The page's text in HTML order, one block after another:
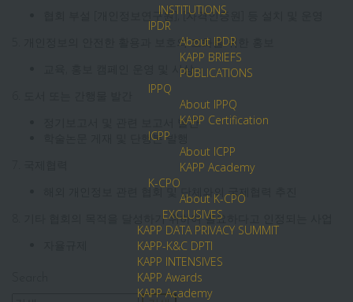
INSTITUTIONS
IPDR
About IPDR
KAPP BRIEFS
PUBLICATIONS
IPPQ
About IPPQ
KAPP Certification
ICPP
About ICPP
KAPP Academy
K-CPO
About K-CPO
EXCLUSIVES
KAPP DATA PRIVACY SUMMIT
KAPP-K&C DPTI
KAPP INTENSIVES
KAPP Awards
KAPP Academy
협회 부설 [개인정보연구원], [자격인증원] 등 설치 및 운영
5. 개인정보의 안전한 활용과 보호의 조화를 위한 홍보
교육, 홍보 캠페인 운영 및 시상
정기보고서 및 관련 보고서 발간
학술논문 게재 및 단행본 발행
해외 개인정보 관련 협회 및 단체와의 국제협력 추진
8. 기타 협회의 목적을 달성하기 위하여 필요하다고 인정되는 사업